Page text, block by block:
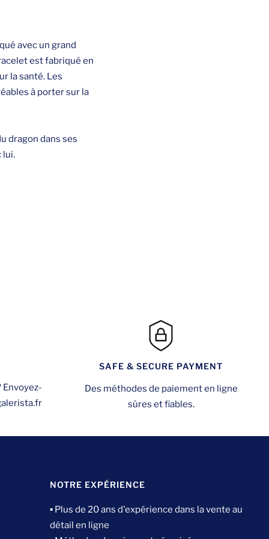
avec un grand
est fabriqué en
la santé. Les
à porter sur la
dragon dans ses
lui.
Envoyez-
SAFE & SECURE PAYMENT
Des méthodes de paiement en ligne
sûres et fiables.
NOTRE EXPÉRIENCE
▪ Plus de 20 ans d'expérience dans la vente au
détail en ligne